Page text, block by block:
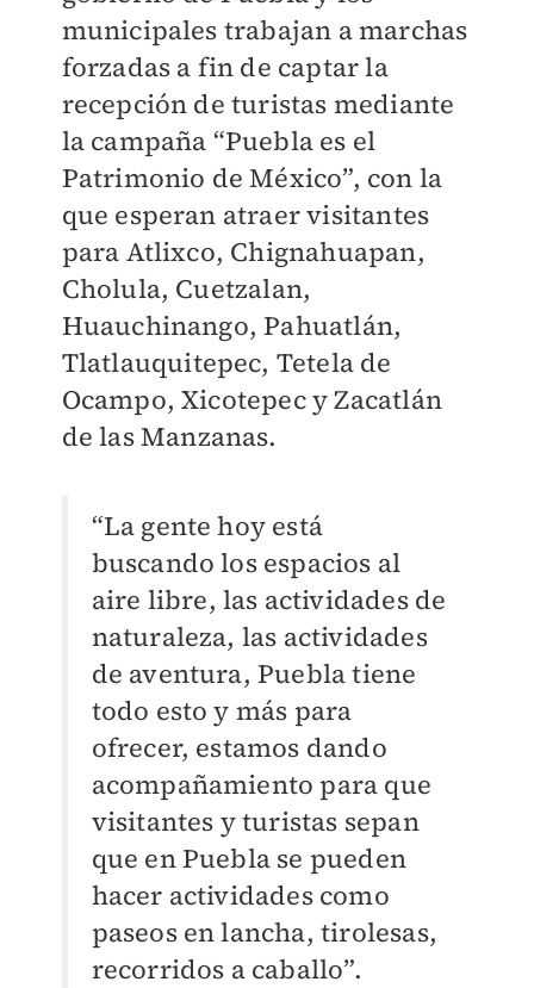
municipales trabajan a marchas
forzadas a fin de captar la
recepción de turistas mediante
la campaña “Puebla es el
Patrimonio de México”, con la
que esperan atraer visitantes
para Atlixco, Chignahuapan,
Cholula, Cuetzalan,
Huauchinango, Pahuatlán,
Tlatlauquitepec, Tetela de
Ocampo, Xicotepec y Zacatlán
de las Manzanas.
“La gente hoy está
buscando los espacios al
aire libre, las actividades de
naturaleza, las actividades
de aventura, Puebla tiene
todo esto y más para
ofrecer, estamos dando
acompañamiento para que
visitantes y turistas sepan
que en Puebla se pueden
hacer actividades como
paseos en lancha, tirolesas,
recorridos a caballo”.